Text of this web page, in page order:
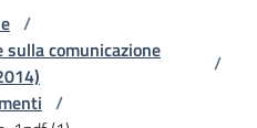
/
comunicazione
/
/